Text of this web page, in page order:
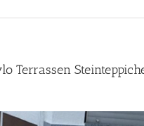
Terrassen